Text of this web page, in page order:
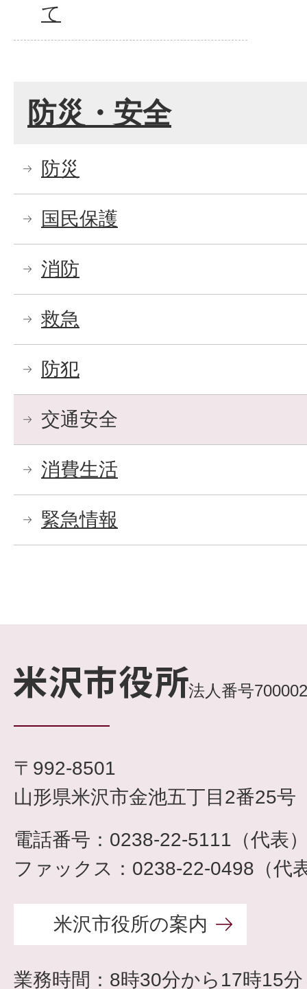
て
防災・安全
防災
国民保護
消防
救急
防犯
交通安全
消費生活
緊急情報
法人番号
〒992-8501
山形県米沢市金池五丁目2番25号
電話番号：0238-22-5111（代表
ファックス：0238-22-0498（代
米沢市役所の案内
業務時間：8時30分から17時15